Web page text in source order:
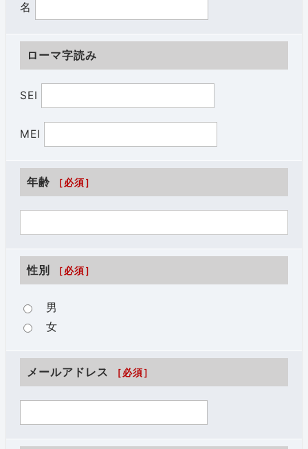
名
ローマ字読み
SEI
MEI
年齢 ［必須］
性別 ［必須］
男
女
メールアドレス ［必須］